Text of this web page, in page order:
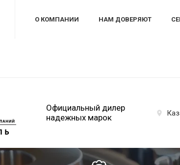
О КОМПАНИИ НАМ ДОВЕРЯЮТ
Официальный дилер
надежных марок